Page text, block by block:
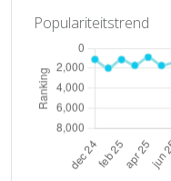
Populariteitstrend